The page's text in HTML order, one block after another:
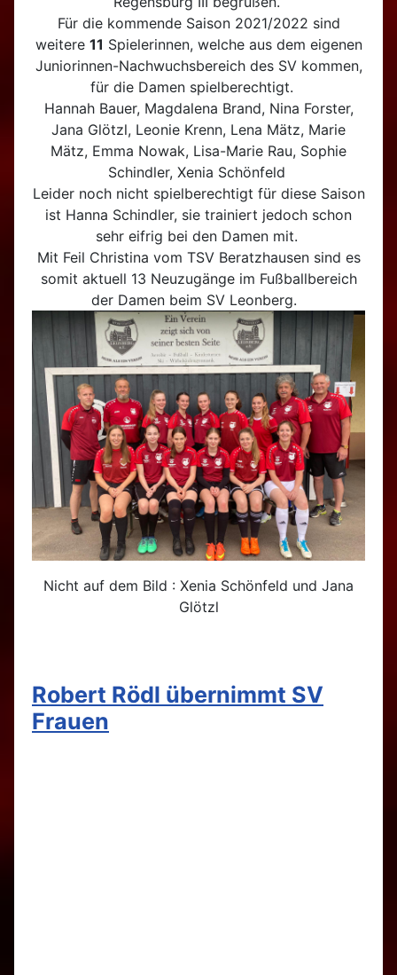
Für die kommende Saison 2021/2022 sind
weitere 11 Spielerinnen, welche aus dem eigenen
Juniorinnen-Nachwuchsbereich des SV kommen,
für die Damen spielberechtigt.
Hannah Bauer, Magdalena Brand, Nina Forster,
Jana Glötzl, Leonie Krenn, Lena Mätz, Marie
Mätz, Emma Nowak, Lisa-Marie Rau, Sophie
Schindler, Xenia Schönfeld
Leider noch nicht spielberechtigt für diese Saison
ist Hanna Schindler, sie trainiert jedoch schon
sehr eifrig bei den Damen mit.
Mit Feil Christina vom TSV Beratzhausen sind es
somit aktuell 13 Neuzugänge im Fußballbereich
der Damen beim SV Leonberg.
Nicht auf dem Bild : Xenia Schönfeld und Jana
Glötzl
Robert Rödl übernimmt SV
Frauen